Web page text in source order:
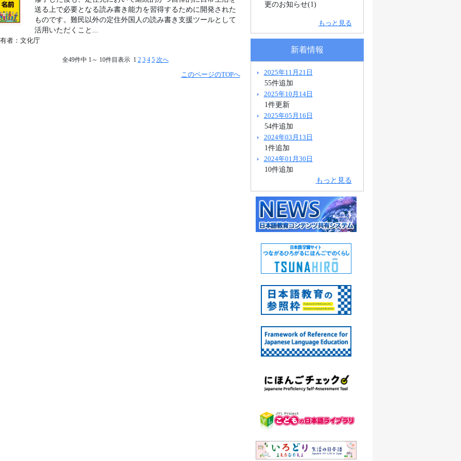
送る上で必要となる読み書き能力を習得するために開発された
ものです。難民以外の定住外国人の読み書き支援ツールとして
活用いただくこと...
者：文化庁
全49件中 1～ 10件目表示 1 2 3 4 5 次へ
このページのTOPへ
更のお知らせ(1)
もっと見る
新着情報
2025年11月21日
55件追加
2025年10月14日
1件更新
2025年05月16日
54件追加
2024年03月13日
1件追加
2024年01月30日
10件追加
もっと見る